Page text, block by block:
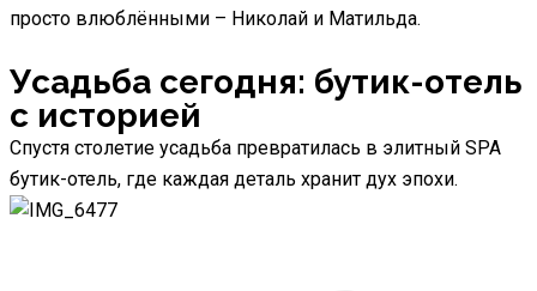
просто влюблёнными – Николай и Матильда.
Усадьба сегодня: бутик-отель
с историей
Спустя столетие усадьба превратилась в элитный SPA
бутик-отель, где каждая деталь хранит дух эпохи.